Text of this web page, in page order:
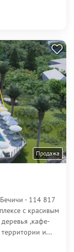
Продажа
- 114 817
с красивым
,кафе-
и...